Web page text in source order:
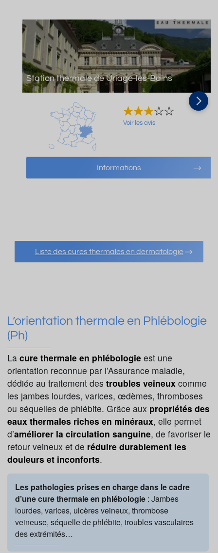
Station thermale de Uriage-les-Bains
Voir les avis
Informations
Liste des cures thermales en dermatologie
L’orientation thermale en Phlébologie
(Ph)
La cure thermale en phlébologie est une
orientation reconnue par l’Assurance maladie,
dédiée au traitement des troubles veineux comme
les jambes lourdes, varices, œdèmes, thromboses
ou séquelles de phlébite. Grâce aux propriétés des
eaux thermales riches en minéraux, elle permet
d’améliorer la circulation sanguine, de favoriser le
retour veineux et de réduire durablement les
douleurs et inconforts.
Les pathologies prises en charge dans le cadre
d’une cure thermale en phlébologie : Jambes
lourdes, varices, ulcères veineux, thrombose
veineuse, séquelle de phlébite, troubles vasculaires
des extrémités…